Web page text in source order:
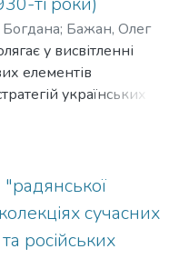
істиність нашого
знання чи картини
скептицизму. Проблема
репрезентативні
теорії релятивізують
світу" або до
або до
концептуальних схем,
інтенсійної
Такі теоретичні
проясненню умов
; Бажан, Олег
у висвітленні
елементів
українських
"радянської
сучасних
російських